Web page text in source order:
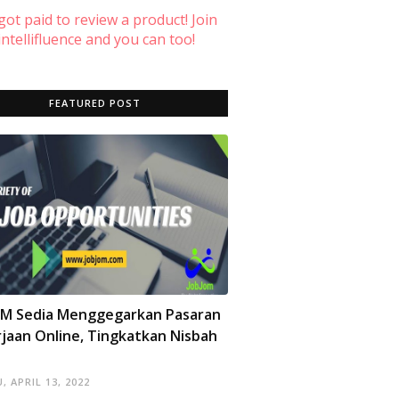
paid to review a product! Join
and you can too!
FEATURED POST
Sedia Menggegarkan Pasaran
Online, Tingkatkan Nisbah
APRIL 13, 2022